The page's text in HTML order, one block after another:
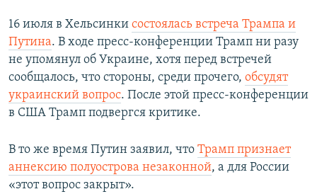
16 июля в Хельсинки состоялась встреча Трампа и
Путина. В ходе пресс-конференции Трамп ни разу
не упомянул об Украине, хотя перед встречей
сообщалось, что стороны, среди прочего, обсудят
украинский вопрос. После этой пресс-конференции
в США Трамп подвергся критике.
В то же время Путин заявил, что Трамп признает
аннексию полуострова незаконной, а для России
«этот вопрос закрыт».